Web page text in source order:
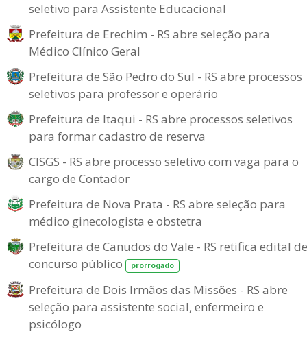
seletivo para Assistente Educacional
Prefeitura de Erechim - RS abre seleção para
Médico Clínico Geral
Prefeitura de São Pedro do Sul - RS abre processos
seletivos para professor e operário
Prefeitura de Itaqui - RS abre processos seletivos
para formar cadastro de reserva
CISGS - RS abre processo seletivo com vaga para o
cargo de Contador
Prefeitura de Nova Prata - RS abre seleção para
médico ginecologista e obstetra
Prefeitura de Canudos do Vale - RS retifica edital de
concurso público
prorrogado
Prefeitura de Dois Irmãos das Missões - RS abre
seleção para assistente social, enfermeiro e
psicólogo